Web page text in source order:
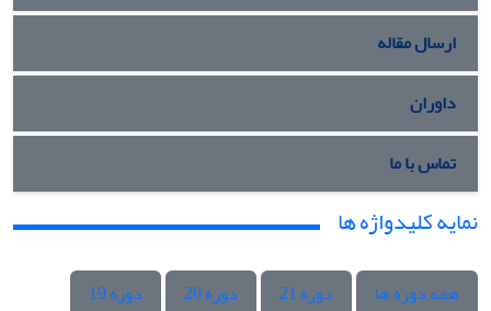
ارسال مقاله
داوران
تماس با ما
نمایه کلیدواژه ها
همه دوره ها دوره 21 دوره 20
دوره 19